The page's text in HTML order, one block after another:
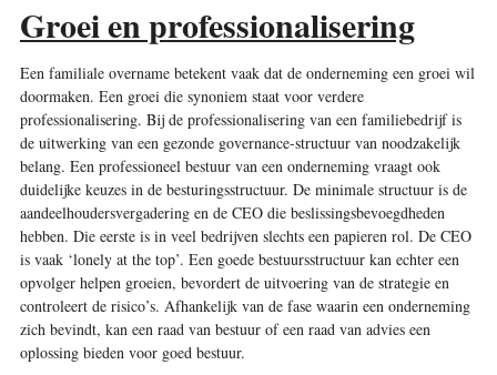
Groei en professionalisering
Een familiale overname betekent vaak dat de onderneming een groei wil
doormaken. Een groei die synoniem staat voor verdere
professionalisering. Bij de professionalisering van een familiebedrijf is
de uitwerking van een gezonde governance-structuur van noodzakelijk
belang. Een professioneel bestuur van een onderneming vraagt ook
duidelijke keuzes in de besturingsstructuur. De minimale structuur is de
aandeelhoudersvergadering en de CEO die beslissingsbevoegdheden
hebben. Die eerste is in veel bedrijven slechts een papieren rol. De CEO
is vaak ‘lonely at the top’. Een goede bestuursstructuur kan echter een
opvolger helpen groeien, bevordert de uitvoering van de strategie en
controleert de risico’s. Afhankelijk van de fase waarin een onderneming
zich bevindt, kan een raad van bestuur of een raad van advies een
oplossing bieden voor goed bestuur.